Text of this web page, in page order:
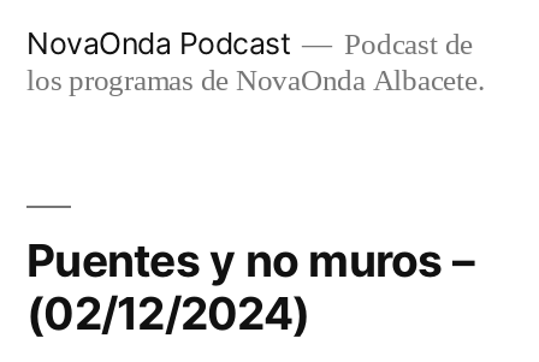
NovaOnda Podcast
Podcast de
los programas de NovaOnda Albacete.
Puentes y no muros –
(02/12/2024)